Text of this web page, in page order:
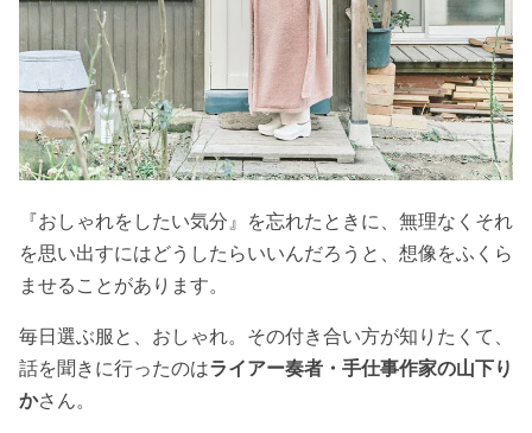
『おしゃれをしたい気分』を忘れたときに、無理なくそれ
を思い出すにはどうしたらいいんだろうと、想像をふくら
ませることがあります。
毎日選ぶ服と、おしゃれ。その付き合い方が知りたくて、
話を聞きに行ったのはライアー奏者・手仕事作家の山下り
かさん。